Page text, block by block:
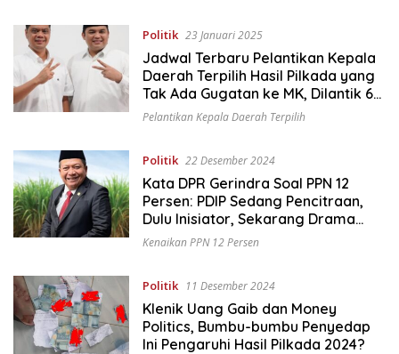
Politik 23 Januari 2025
Jadwal Terbaru Pelantikan Kepala
Daerah Terpilih Hasil Pilkada yang
Tak Ada Gugatan ke MK, Dilantik 6
Februari 2025, Ini Kata Mas Wiwit
dan Gus Hajar
Pelantikan Kepala Daerah Terpilih
Politik 22 Desember 2024
Kata DPR Gerindra Soal PPN 12
Persen: PDIP Sedang Pencitraan,
Dulu Inisiator, Sekarang Drama
Seakan-akan Pro Rakyat
Kenaikan PPN 12 Persen
Politik 11 Desember 2024
Klenik Uang Gaib dan Money
Politics, Bumbu-bumbu Penyedap
Ini Pengaruhi Hasil Pilkada 2024?